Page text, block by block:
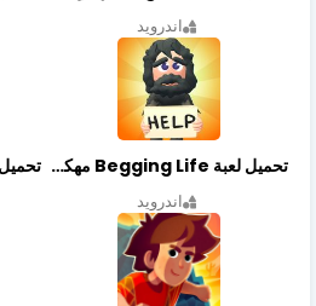
اندرويد
تحميل لعبة Begging Life مهكرة أخر إصدار
اندرويد